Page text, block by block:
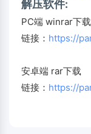
解压软件:
PC端 winrar下载
链接： https://
安卓端 rar下载
链接： https://